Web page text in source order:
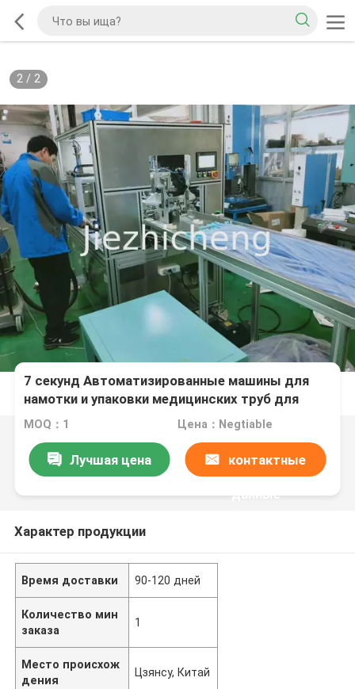
2/ 2
7 секунд Автоматизированные машины для
намотки и упаковки медицинских труб для
носовых кислородных шлангов
MOQ：1 Цена：Negtiable
Лучшая цена контактные
данные
Характер продукции
Время доставки 90-120 дней
Количество мин
заказа
1
Место происхож
дения
Цзянсу, Китай